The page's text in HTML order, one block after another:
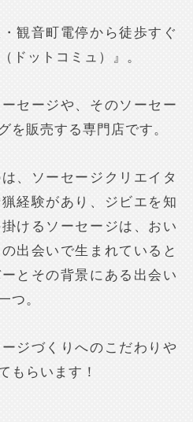
観音町電停から徒歩すぐ
ドットコミュ）』。
セージや、そのソーセー
を販売する専門店です。
、ソーセージクリエイタ
経験があり、ジビエを知
けるソーセージは、おい
出会いで生まれていると
とその背景にある出会い
つ。
ジづくりへのこだわりや
もらいます！